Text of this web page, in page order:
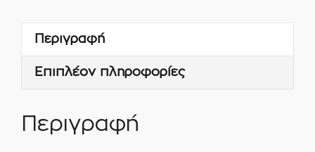
ΕΞΙΣΩΤΗ
ποσότητα
Περιγραφή
Επιπλέον πληροφορίες
Περιγραφή